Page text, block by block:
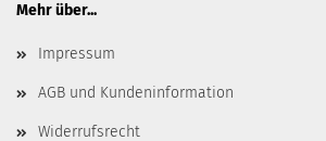
Mehr über...
Impressum
AGB und Kundeninformation
Widerrufsrecht